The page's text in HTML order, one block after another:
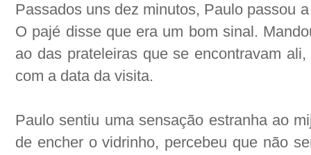
Passados uns dez minutos, Paulo passou
O pajé disse que era um bom sinal.
ao das prateleiras que se encontravam
com a data da visita.
Paulo sentiu uma sensação estranha ao
de encher o vidrinho, percebeu que não